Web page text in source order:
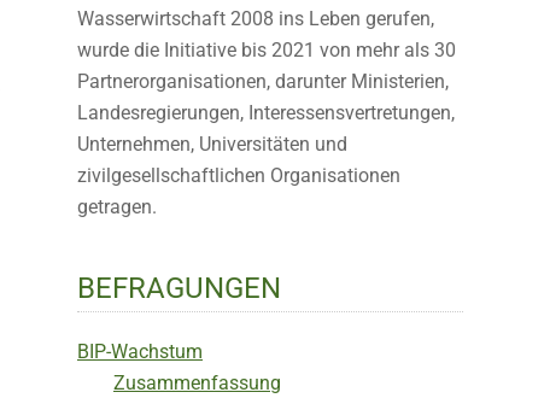
Wasserwirtschaft 2008 ins Leben gerufen,
wurde die Initiative bis 2021 von mehr als 30
Partnerorganisationen, darunter Ministerien,
Landesregierungen, Interessensvertretungen,
Unternehmen, Universitäten und
zivilgesellschaftlichen Organisationen
getragen.
BEFRAGUNGEN
BIP-Wachstum
Zusammenfassung